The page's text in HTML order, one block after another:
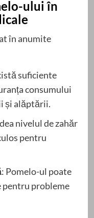
ului în
în anumite
suficiente
consumului
și alăptării.
nivelul de zahăr
pentru
: Pomelo-ul poate
pentru probleme